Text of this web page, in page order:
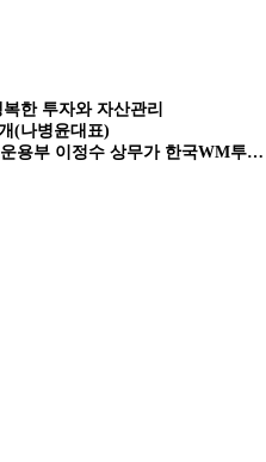
한 투자와 자산관리
(나병윤대표)
용부 이정수 상무가 한국WM투…